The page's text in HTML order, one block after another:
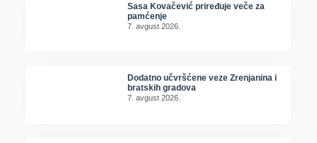
Sasa Kovačević priređuje veče za
pamćenje
7. avgust 2026.
Dodatno učvršćene veze Zrenjanina i
bratskih gradova
7. avgust 2026.